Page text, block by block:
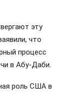
эту
что
процесс
в Абу-Даби.
роль США в